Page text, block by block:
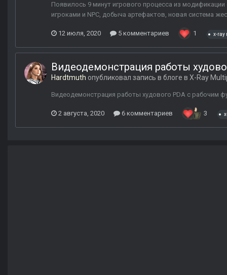
Появилось 9 минут игрового процесса из
игроками и NPC, добыча артефактов, новая система
12 июля, 2020 5 комментариев 1 x-ray
Видеодемонстрация работы
Hardtmuth опубликовал запись в блоге в X-Ray
Видеодемонстрация работы худового PDA с рабочим
2 августа, 2020 6 комментариев 3